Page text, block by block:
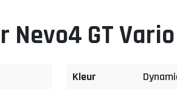
GT
Kleur